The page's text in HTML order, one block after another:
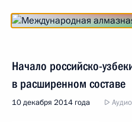
Начало российско-
в расширенном составе
10 декабря 2014 года